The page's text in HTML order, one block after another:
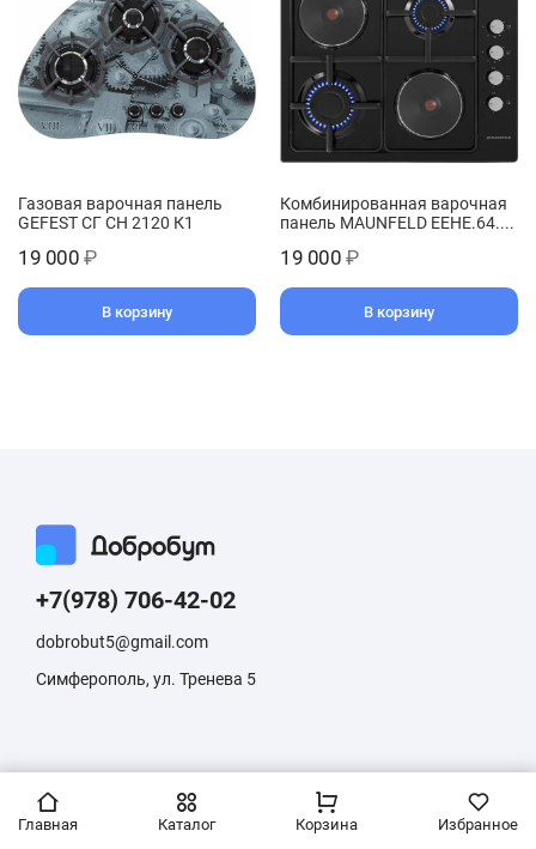
Газовая варочная панель
GEFEST СГ СН 2120 К1
19 000 ₽
В корзину
Комбинированная варочная
панель MAUNFELD EEHE.64....
19 000 ₽
В корзину
+7(978) 706-42-02
dobrobut5@gmail.com
Симферополь, ул. Тренева 5
Информация, размещенная на сайте, не является публичной
офертой
Главная
Каталог Корзина Избранное